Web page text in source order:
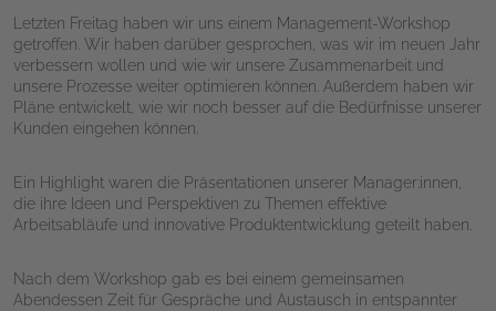
Letzten Freitag haben wir uns einem Management-Workshop
getroffen. Wir haben darüber gesprochen, was wir im neuen Jahr
verbessern wollen und wie wir unsere Zusammenarbeit und
unsere Prozesse weiter optimieren können. Außerdem haben wir
Pläne entwickelt, wie wir noch besser auf die Bedürfnisse unserer
Kunden eingehen können.
Ein Highlight waren die Präsentationen unserer Manager:innen,
die ihre Ideen und Perspektiven zu Themen effektive
Arbeitsabläufe und innovative Produktentwicklung geteilt haben.
Nach dem Workshop gab es bei einem gemeinsamen
Abendessen Zeit für Gespräche und Austausch in entspannter